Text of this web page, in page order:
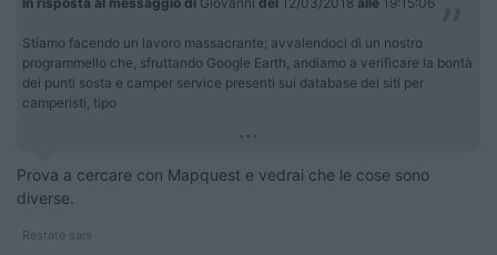
Stiamo facendo un lavoro massacrante; avvalendoci di un nostro
programmello che, sfruttando Google Earth, andiamo a verificare la bontà
dei punti sosta e camper service presenti sui database dei siti per
camperisti, tipo
...
Prova a cercare con Mapquest e vedrai che le cose sono
diverse.
Restate sani